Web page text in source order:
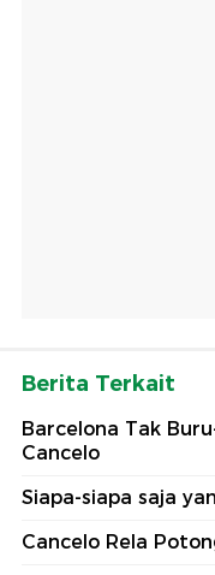
Berita Terkait
Barcelona Tak
Cancelo
Siapa-siapa saja
Cancelo Rela